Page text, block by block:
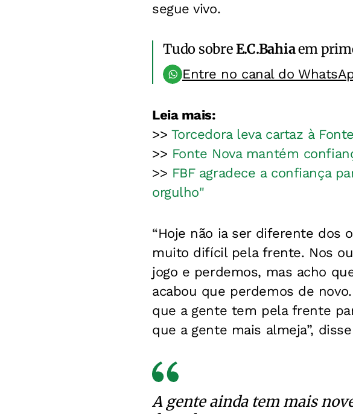
segue vivo.
Tudo sobreE.C.Bahiaem
Entre no canal do
Leia mais:
>> Torcedora leva cartaz à
>> Fonte Nova mantém
>> FBF agradece a confiança
orgulho"
“Hoje não ia ser diferente dos
muito difícil pela frente. Nos
jogo e perdemos, mas acho
acabou que perdemos de
que a gente tem pela frente
que a gente mais almeja”,
A gente ainda tem mais